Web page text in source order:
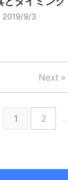
2019/9/3
1 2 …
Next »